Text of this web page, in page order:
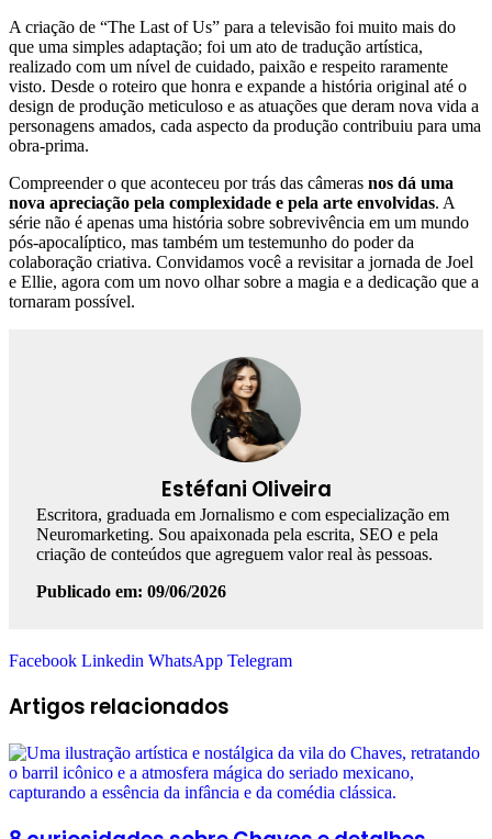
A criação de “The Last of Us” para a televisão foi muito mais do
que uma simples adaptação; foi um ato de tradução artística,
realizado com um nível de cuidado, paixão e respeito raramente
visto. Desde o roteiro que honra e expande a história original até o
design de produção meticuloso e as atuações que deram nova vida a
personagens amados, cada aspecto da produção contribuiu para uma
obra-prima.
Compreender o que aconteceu por trás das câmeras nos dá uma
nova apreciação pela complexidade e pela arte envolvidas. A
série não é apenas uma história sobre sobrevivência em um mundo
pós-apocalíptico, mas também um testemunho do poder da
colaboração criativa. Convidamos você a revisitar a jornada de Joel
e Ellie, agora com um novo olhar sobre a magia e a dedicação que a
tornaram possível.
Estéfani Oliveira
Escritora, graduada em Jornalismo e com especialização em
Neuromarketing. Sou apaixonada pela escrita, SEO e pela
criação de conteúdos que agreguem valor real às pessoas.
Publicado em: 09/06/2026
Facebook Linkedin WhatsApp Telegram
Artigos relacionados